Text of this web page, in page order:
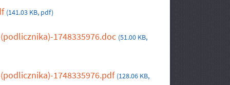
(141.03 KB, pdf)
1748335976.doc (51.00 KB,
1748335976.pdf (128.06 KB,